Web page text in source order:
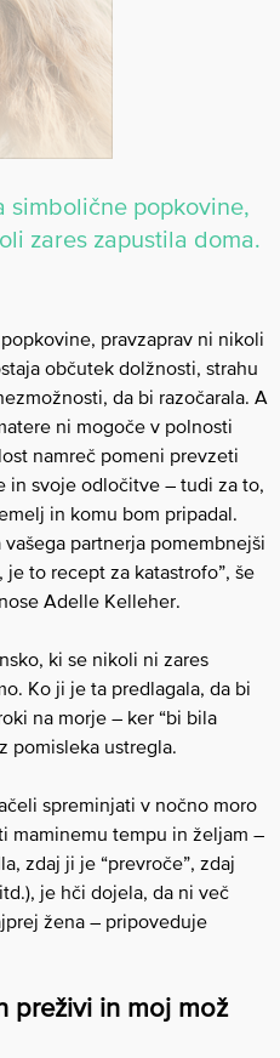
simbolične popkovine,
zares zapustila doma.
pravzaprav ni nikoli
občutek dolžnosti, strahu
da bi razočarala. A
ni mogoče v polnosti
namreč pomeni prevzeti
in svoje odločitve – tudi za to,
in komu bom pripadal.
partnerja pomembnejši
to recept za katastrofo”, še
Adelle Kelleher.
ki se nikoli ni zares
Ko ji je ta predlagala, da bi
na morje – ker “bi bila
pomisleka ustregla.
spreminjati v nočno moro
maminemu tempu in željam –
zdaj ji je “prevroče”, zdaj
je hči dojela, da ni več
žena – pripoveduje
preživi in moj mož